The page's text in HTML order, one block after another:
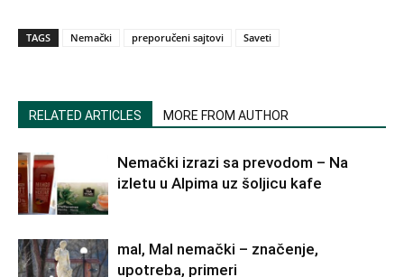
TAGS Nemački preporučeni sajtovi Saveti
RELATED ARTICLES MORE FROM AUTHOR
Nemački izrazi sa prevodom – Na
izletu u Alpima uz šoljicu kafe
mal, Mal nemački – značenje,
upotreba, primeri